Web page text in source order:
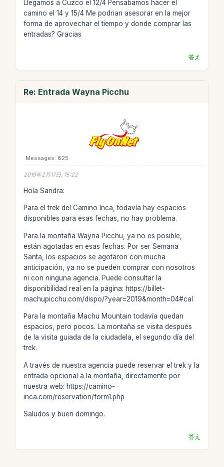
Llegamos a Cuzco el 12/4 Pensabamos hacer el
camino el 14 y 15/4 Me podrian asesorar en la mejor
forma de aprovechar el tiempo y donde comprar las
entradas? Gracias
答え
Re: Entrada Wayna Picchu
Messages: 825
2019年2月17日, 15:22
Hola Sandra:
Para el trek del Camino Inca, todavía hay espacios
disponibles para esas fechas, no hay problema.
Para la montaña Wayna Picchu, ya no es posible,
están agotadas en esas fechas. Por ser Semana
Santa, los espacios se agotaron con mucha
anticipación, ya no se pueden comprar con nosotros
ni con ninguna agencia. Puede consultar la
disponibilidad real en la página: https://billet-
machupicchu.com/dispo/?year=2019&month=04#cal
Para la montaña Machu Mountain todavía quedan
espacios, pero pocos. La montaña se visita después
de la visita guiada de la ciudadela, el segundo día del
trek.
A través de nuestra agencia puede reservar el trek y la
entrada opcional a la montaña, directamente por
nuestra web: https://camino-
inca.com/reservation/form1.php
Saludos y buen domingo.
答え